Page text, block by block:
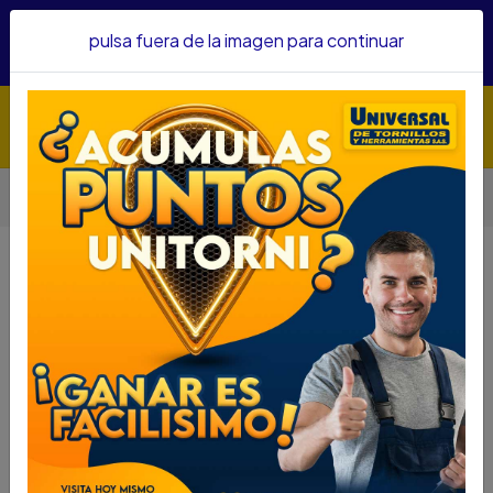
confianza&nbsp;Recibe un KIT PARRILLERO por compras
Herramientas Herramienta Manual
CORTAFRIO SATA CORTE DIAGONAL 5" ST70201AST
CORTAFRIO SATA CORTE
DIAGONAL 5" ST70201AST
CORTAFRIO SATA CORTE DIAGONAL 5"
ST70201AST
SKU... 49270021
DESCRIPCIÓN...
Vástago - Tenaza en aleación de Cromo – Niquelado
pulsa fuera de la imagen para continuar